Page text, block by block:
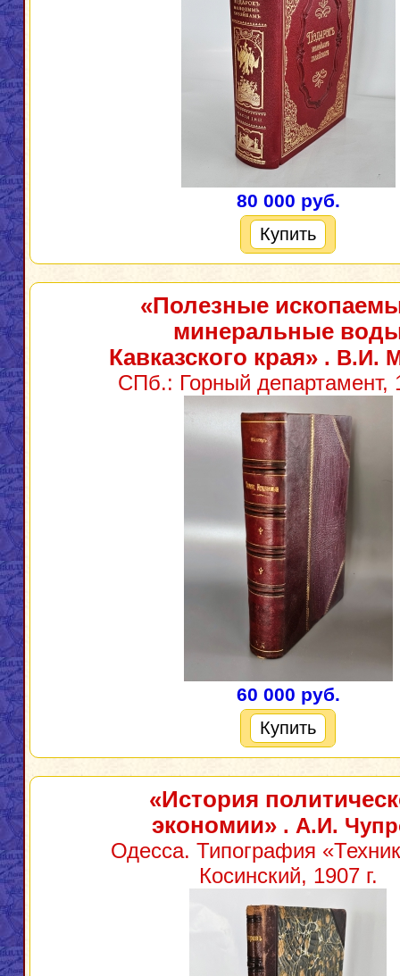
80 000 руб.
Купить
«Полезные
минеральные
Кавказского края» . В.И.
СПб.: Горный департамент,
60 000 руб.
Купить
«История
экономии». А.И.
Одесса. Типография
Косинский, 1907 г.